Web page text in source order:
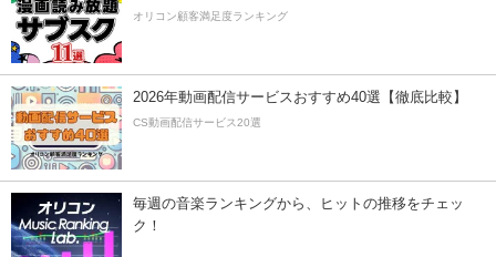
オリコン顧客満足度ランキング
2026年動画配信サービスおすすめ40選【徹底比較】
CS動画配信サービス20選
毎週の音楽ランキングから、ヒットの推移をチェッ
ク！